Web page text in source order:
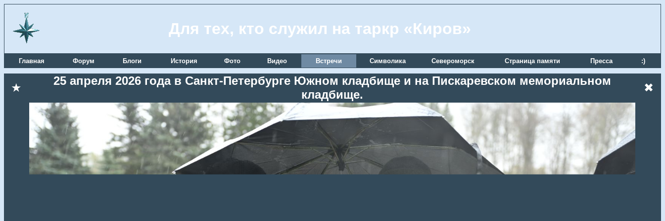
Для тех, кто служил на таркр «Киров»
Главная Форум Блоги История Фото Видео Встречи Символика Североморск Страница памяти Пресса :)
★
25 апреля 2026 года в Санкт-Петербурге Южном кладбище и на Пискаревском мемориальном
кладбище.
✖